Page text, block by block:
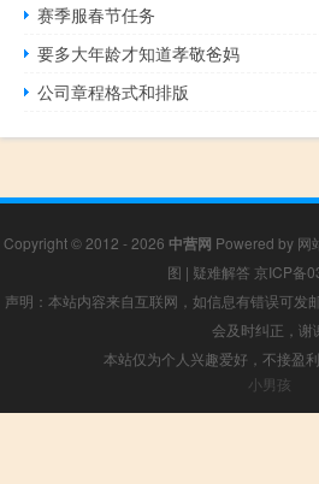
赛季服春节任务
要多大年龄才知道孝敬爸妈
公司章程格式和排版
Copyright © 2012 - 2026 中营网 Powered by 网
图 | 疑难解答 京ICP备
声明：本站内容来自互联网，如信息有错误可发
会及时纠正，谢
本站仅为个人兴趣爱好，不接盈
小男孩